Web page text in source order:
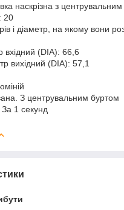
наскрізна з
20
і діаметр, на якому вони
вхідний (DIA): 66,6
вихідний (DIA): 57,1
З центрувальним буртом
За 1 секунд